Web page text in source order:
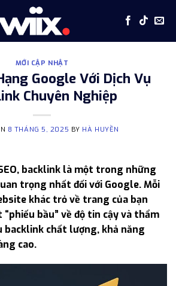
MỚI CẬP NHẬT
Google Với Dịch Vụ
Chuyên Nghiệp
8 THÁNG 5, 2025 BY HÀ HUYỀN
backlink là một trong những
trọng nhất đối với Google. Mỗi
khác trỏ về trang của bạn
bầu” về độ tin cậy và thẩm
backlink chất lượng, khả năng
cao.